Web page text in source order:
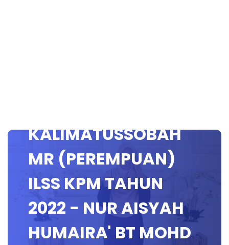
KALIMATUSSOBAH
MR (PEREMPUAN)
ILSS KPM TAHUN
2022 - NUR AISYAH
HUMAIRA' BT MOHD